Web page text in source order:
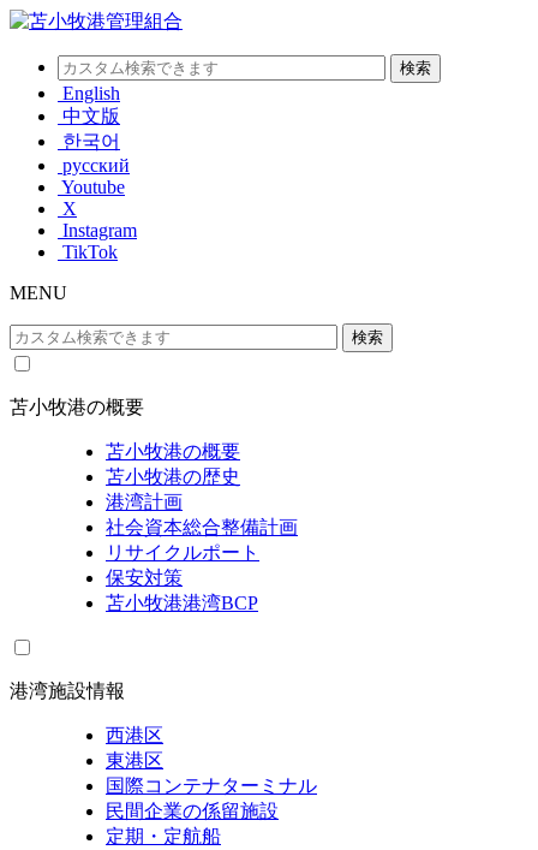
English
中文版
한국어
русский
Youtube
X
Instagram
TikTok
MENU
苫小牧港の概要
苫小牧港の概要
苫小牧港の歴史
港湾計画
社会資本総合整備計画
リサイクルポート
保安対策
苫小牧港港湾BCP
港湾施設情報
西港区
東港区
国際コンテナターミナル
民間企業の係留施設
定期・定航船